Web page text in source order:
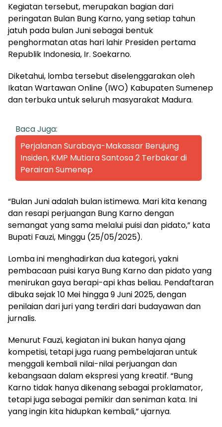
Kegiatan tersebut, merupakan bagian dari
peringatan Bulan Bung Karno, yang setiap tahun
jatuh pada bulan Juni sebagai bentuk
penghormatan atas hari lahir Presiden pertama
Republik Indonesia, Ir. Soekarno.
Diketahui, lomba tersebut diselenggarakan oleh
Ikatan Wartawan Online (IWO) Kabupaten Sumenep
dan terbuka untuk seluruh masyarakat Madura.
Baca Juga:
Perjalanan Surabaya-Makassar Berujung
Insiden, KMP Mutiara Santosa 2 Terbakar di
Perairan Sumenep
“Bulan Juni adalah bulan istimewa. Mari kita kenang
dan resapi perjuangan Bung Karno dengan
semangat yang sama melalui puisi dan pidato,” kata
Bupati Fauzi, Minggu (25/05/2025).
Lomba ini menghadirkan dua kategori, yakni
pembacaan puisi karya Bung Karno dan pidato yang
menirukan gaya berapi-api khas beliau. Pendaftaran
dibuka sejak 10 Mei hingga 9 Juni 2025, dengan
penilaian dari juri yang terdiri dari budayawan dan
jurnalis.
Menurut Fauzi, kegiatan ini bukan hanya ajang
kompetisi, tetapi juga ruang pembelajaran untuk
menggali kembali nilai-nilai perjuangan dan
kebangsaan dalam ekspresi yang kreatif. “Bung
Karno tidak hanya dikenang sebagai proklamator,
tetapi juga sebagai pemikir dan seniman kata. Ini
yang ingin kita hidupkan kembali,” ujarnya.